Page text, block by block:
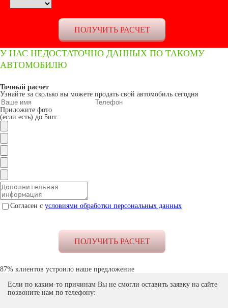
У НАС НЕДОСТАТОЧНО ДАННЫХ ПО ТАКОМУ
АВТОМОБИЛЮ
Точный расчет
Узнайте за сколько вы можете продать свой автомобиль сегодня
Приложите фото
(если есть) до 5шт.:
Согласен с условиями обработки персональных данных
87% клиентов устроило наше предложение
Если по каким-то причинам Вы не смогли оставить заявку на сайте
позвоните нам по телефону: